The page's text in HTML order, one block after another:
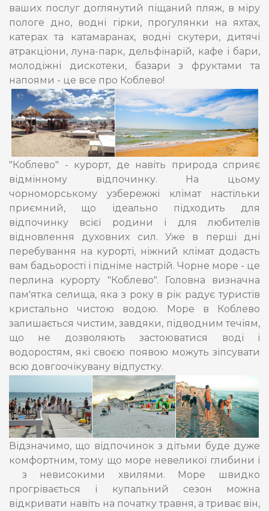
ваших послуг доглянутий піщаний пляж, в міру
пологе дно, водні гірки, прогулянки на яхтах,
катерах та катамаранах, водні скутери, дитячі
атракціони, луна-парк, дельфінарій, кафе і бари,
молодіжні дискотеки, базари з фруктами та
напоями - це все про Коблево!
"Коблево" - курорт, де навіть природа сприяє
відмінному відпочинку. На цьому
чорноморському узбережжі клімат настільки
приємний, що ідеально підходить для
відпочинку всієї родини і для любителів
відновлення духовних сил. Уже в перші дні
перебування на курорті, ніжний клімат додасть
вам бадьорості і підніме настрій. Чорне море - це
перлина курорту "Коблево". Головна визначна
пам'ятка селища, яка з року в рік радує туристів
кристально чистою водою. Море в Коблево
залишається чистим, завдяки, підводним течіям,
що не дозволяють застоюватися воді і
водоростям, які своєю появою можуть зіпсувати
всю довгоочікувану відпустку.
Відзначимо, що відпочинок з дітьми буде дуже
комфортним, тому що море невеликої глибини і
з невисокими хвилями. Море швидко
прогрівається і купальний сезон можна
відкривати навіть на початку травня, а триває він,